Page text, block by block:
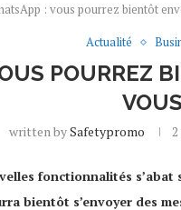
: vous pourrez bientôt
Actualité
POURREZ
written bySafetypromo
fonctionnalités
bientôt s’envoyer des